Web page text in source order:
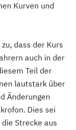
Kurven und
dass der Kurs
auch in der
Teil der
lautstark über
Änderungen
Dies sei
Strecke aus